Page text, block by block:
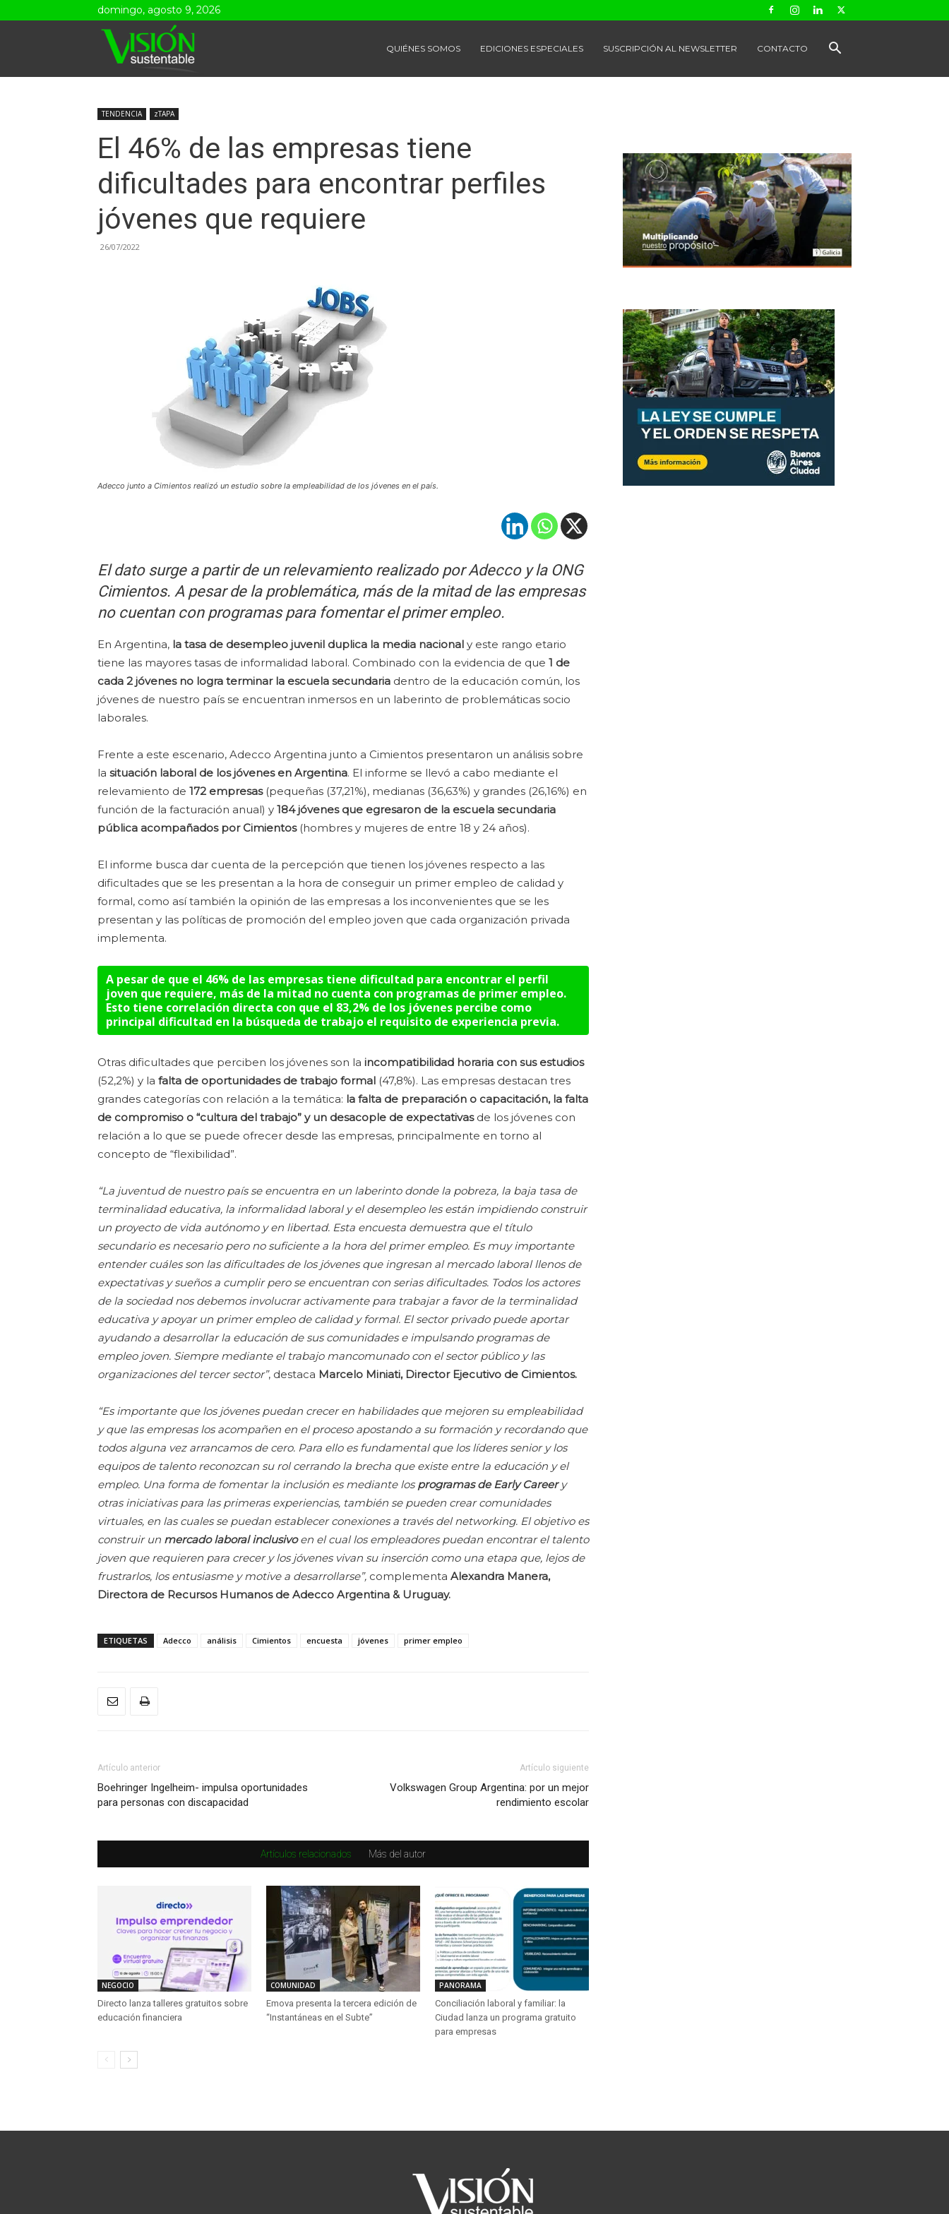
domingo, agosto 9, 2026
QUIÉNES SOMOS EDICIONES ESPECIALES SUSCRIPCIÓN AL NEWSLETTER CONTACTO
TENDENCIA zTAPA
El 46% de las empresas tiene
dificultades para encontrar perfiles
jóvenes que requiere
26/07/2022
Adecco junto a Cimientos realizó un estudio sobre la empleabilidad de los jóvenes en el país.
El dato surge a partir de un relevamiento realizado por Adecco y la ONG
Cimientos. A pesar de la problemática, más de la mitad de las empresas
no cuentan con programaspara fomentar el primer empleo.
En Argentina, la tasa de desempleo juvenil duplica la media nacional y este rango etario
tiene las mayores tasas de informalidad laboral. Combinado con la evidencia de que 1 de
cada 2 jóvenes no logra terminar la escuela secundaria dentro de la educación común, los
jóvenes de nuestro país se encuentran inmersos en un laberinto de problemáticas socio
laborales.
Frente a este escenario, Adecco Argentina junto a Cimientos presentaron un análisis sobre
la situación laboral de los jóvenes en Argentina. El informe se llevó a cabo mediante el
relevamiento de 172 empresas(pequeñas (37,21%), medianas (36,63%) y grandes (26,16%) en
función de la facturación anual) y 184 jóvenes que egresaron de la escuela secundaria
pública acompañados por Cimientos(hombres y mujeres de entre 18 y 24 años).
El informe busca dar cuenta de la percepción que tienen los jóvenes respecto a las
dificultades que se les presentan a la hora de conseguir un primer empleo de calidad y
formal, como así también la opinión de las empresas a los inconvenientes que se les
presentan y las políticas de promoción del empleo joven que cada organización privada
implementa.
A pesar de que el 46% de las empresas tiene dificultad para encontrar el perfil
joven que requiere, más de la mitad no cuenta con programas de primer empleo.
Esto tiene correlación directa con que el 83,2% de los jóvenes percibe como
principal dificultad en la búsqueda de trabajo el requisito de experiencia previa.
Otras dificultades que perciben los jóvenes son la incompatibilidad horaria con sus estudios
(52,2%) y la falta de oportunidades de trabajo formal (47,8%). Las empresas destacan tres
grandes categorías con relación a la temática: la falta de preparación o capacitación, la falta
de compromiso o “cultura del trabajo” y un desacople de expectativasde los jóvenes con
relación a lo que se puede ofrecer desde las empresas, principalmente en torno al
concepto de “flexibilidad”.
“La juventud de nuestro país se encuentra en un laberinto donde la pobreza, la baja tasa de
terminalidad educativa, la informalidad laboral y el desempleo les están impidiendo construir
un proyecto de vida autónomo y en libertad. Esta encuesta demuestra que el título
secundario es necesario pero no suficiente a la hora del primer empleo. Es muy importante
entender cuáles son las dificultades de los jóvenes que ingresan al mercado laboral llenos de
expectativas y sueños a cumplir pero se encuentran con serias dificultades. Todos los actores
de la sociedad nos debemos involucrar activamente para trabajar a favor de la terminalidad
educativa y apoyar un primer empleo de calidad y formal. El sector privado puede aportar
ayudando a desarrollar la educación de sus comunidades e impulsando programas de
empleo joven. Siempre mediante el trabajo mancomunado con el sector público y las
organizaciones del tercer sector”, destaca Marcelo Miniati, Director Ejecutivo de Cimientos.
“Es importante que los jóvenes puedan crecer en habilidades que mejoren su empleabilidad
y que las empresas los acompañen en el proceso apostando a su formación y recordando que
todos alguna vez arrancamos de cero. Para ello es fundamental que los líderes senior y los
equipos de talento reconozcan su rol cerrando la brecha que existe entre la educación y el
empleo. Una forma de fomentar la inclusión es mediante los programas de Early Career y
otras iniciativas para las primeras experiencias, también se pueden crear comunidades
virtuales, en las cuales se puedan establecer conexiones a través del networking. El objetivo es
construir un mercado laboral inclusivoen el cual los empleadores puedan encontrar el talento
joven que requieren para crecer y los jóvenes vivan su inserción como una etapa que, lejos de
frustrarlos, los entusiasme y motive a desarrollarse”, complementa Alexandra Manera,
Directora de Recursos Humanos de Adecco Argentina & Uruguay.
ETIQUETAS Adecco análisis Cimientos encuesta jóvenes primer empleo
Artículo anterior
Boehringer Ingelheim- impulsa oportunidades
para personas con discapacidad
Artículo siguiente
Volkswagen Group Argentina: por un mejor
rendimiento escolar
Artículos relacionados Más del autor
NEGOCIO
Directo lanza talleres gratuitos sobre
educación financiera
COMUNIDAD
Emova presenta la tercera edición de
“Instantáneas en el Subte”
PANORAMA
Conciliación laboral y familiar: la
Ciudad lanza un programa gratuito
para empresas